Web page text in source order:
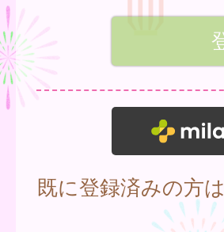
既に登録済みの方は